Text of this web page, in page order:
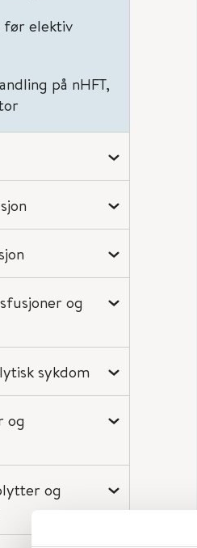
før elektiv
på nHFT,
og
sykdom
og
og